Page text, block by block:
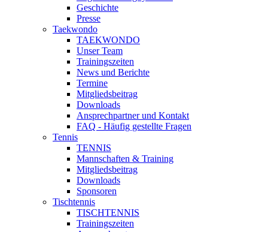
Geschichte
Presse
Taekwondo
TAEKWONDO
Unser Team
Trainingszeiten
News und Berichte
Termine
Mitgliedsbeitrag
Downloads
Ansprechpartner und Kontakt
FAQ - Häufig gestellte Fragen
Tennis
TENNIS
Mannschaften & Training
Mitgliedsbeitrag
Downloads
Sponsoren
Tischtennis
TISCHTENNIS
Trainingszeiten